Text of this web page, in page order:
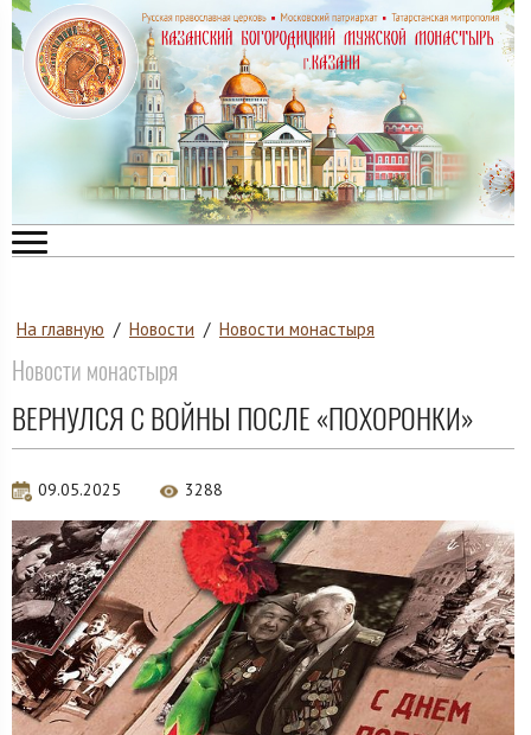
На главную / Новости / Новости монастыря
Новости монастыря
ВЕРНУЛСЯ С ВОЙНЫ ПОСЛЕ «ПОХОРОНКИ»
09.05.2025 3288